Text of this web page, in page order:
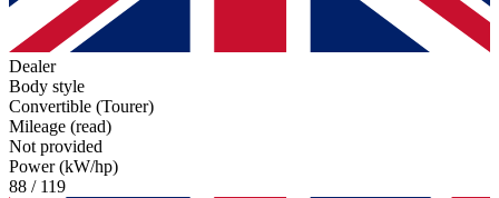
Dealer
Body style
Convertible (Tourer)
Mileage (read)
Not provided
Power (kW/hp)
88 / 119